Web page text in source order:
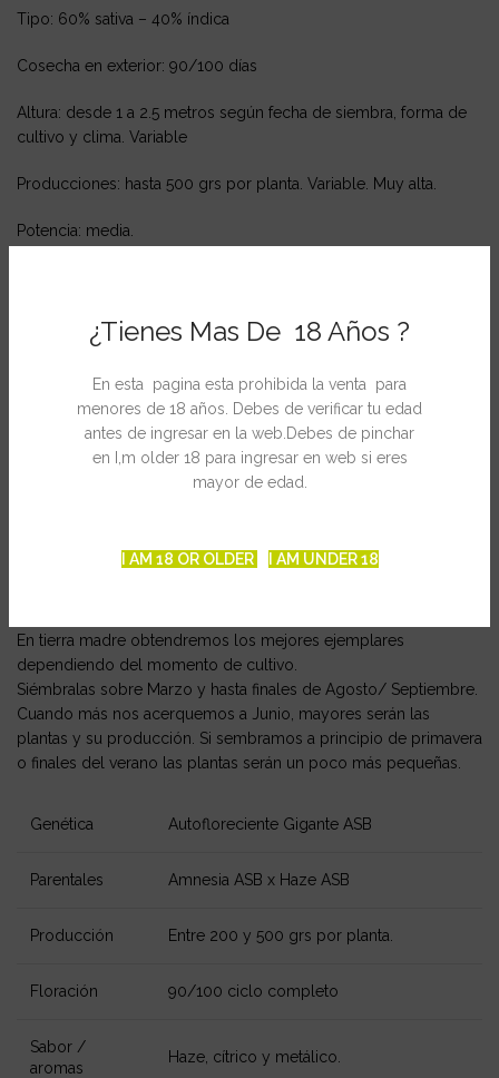
¿Tienes Mas De 18 Años ?
En esta pagina esta prohibida la venta para
menores de 18 años. Debes de verificar tu edad
antes de ingresar en la web.Debes de pinchar
en I,m older 18 para ingresar en web si eres
mayor de edad.
I AM 18 OR OLDER I AM UNDER 18
Tipo: 60% sativa – 40% índica
Cosecha en exterior: 90/100 días
Altura: desde 1 a 2.5 metros según fecha de siembra, forma de
cultivo y clima. Variable
Producciones: hasta 500 grs por planta. Variable. Muy alta.
Potencia: media.
Consejos de cultivo:
y quedará ahora en unos 90/100 días como máximo.
Su cultivo en interiores sigue siendo complicado debido al
tamaño que alcanzan.
Usa macetas de entre 20 y 45 litros para obtener los mayores
suficiente. Usa la maceta definitiva desde el principio.
En tierra madre obtendremos los mejores ejemplares
dependiendo del momento de cultivo.
Siémbralas sobre Marzo y hasta finales de Agosto/ Septiembre.
Cuando más nos acerquemos a Junio, mayores serán las
plantas y su producción. Si sembramos a principio de primavera
o finales del verano las plantas serán un poco más pequeñas.
Genética Autofloreciente Gigante ASB
Parentales Amnesia ASB x Haze ASB
Producción Entre 200 y 500 grs por planta.
Floración 90/100 ciclo completo
Sabor /
aromas
Haze, cítrico y metálico.